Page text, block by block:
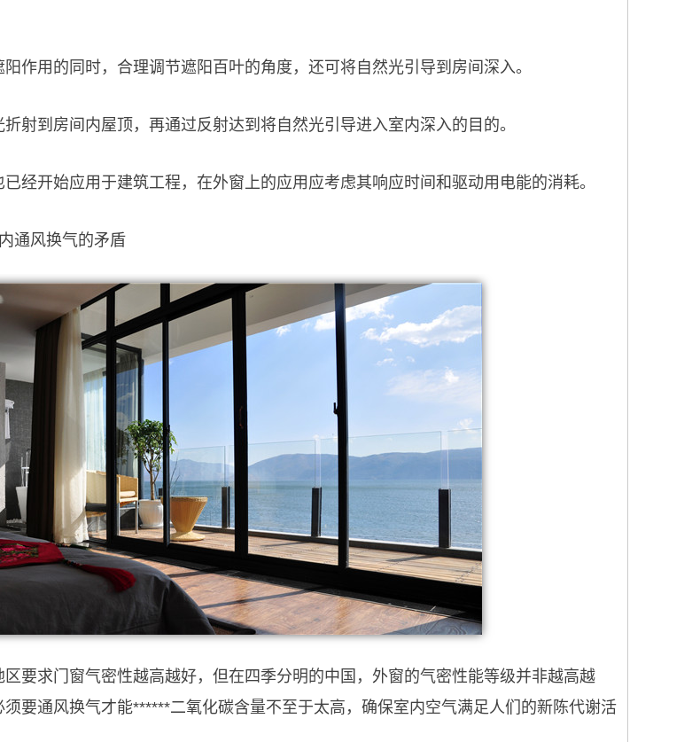
作用的同时，合理调节遮阳百叶的角度，还可将自然光引导到房间深入。
射到房间内屋顶，再通过反射达到将自然光引导进入室内深入的目的。
经开始应用于建筑工程，在外窗上的应用应考虑其响应时间和驱动用电能的消耗。
通风换气的矛盾
要求门窗气密性越高越好，但在四季分明的中国，外窗的气密性能等级并非越高越
要通风换气才能******二氧化碳含量不至于太高，确保室内空气满足人们的新陈代谢活